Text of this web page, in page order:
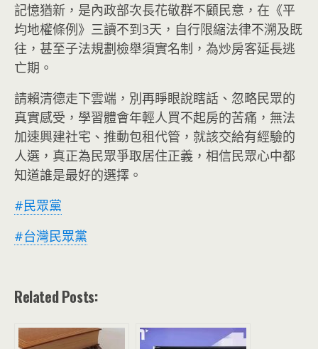
記憶猶新，是內政部次長花敬群不顧民意，在《平
均地權條例》三讀不到3天，自行限縮法律不溯及既
往，甚至子法規劃檢舉須實名制，為炒房客延長逃
亡期。
請賴清德走下雲端，別再睜眼說瞎話、忽略民眾的
真實感受，學習體會年輕人買不起房的苦痛，無法
加速興建社宅、推動包租代管，就該交給有經驗的
人選，真正為民眾爭取居住正義，相信民眾心中都
知道誰是最好的選擇。
#民眾黨
#台灣民眾黨
Related Posts: